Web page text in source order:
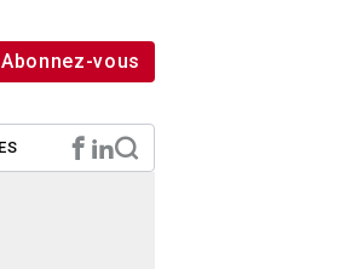
Abonnez-vous